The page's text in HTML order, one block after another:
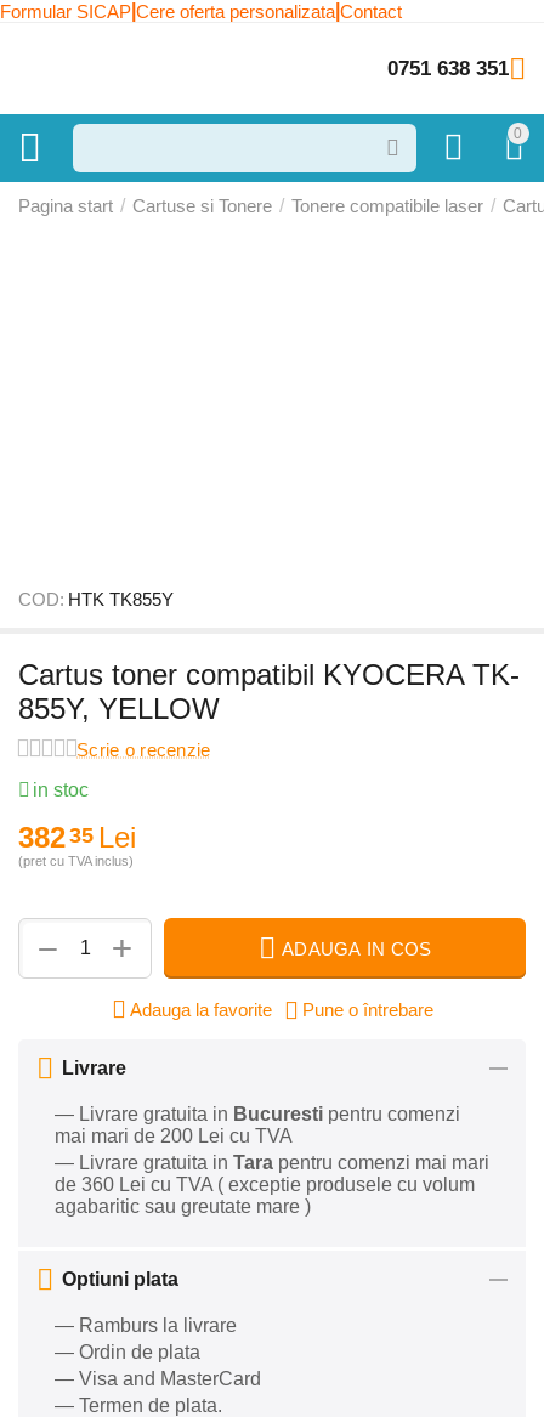
Formular SICAP Cere oferta personalizata Contact
0751 638 351
0
Pagina start / Cartuse si Tonere / Tonere compatibile laser /
COD: HTK TK855Y
Cartus toner compatibil KYOCERA TK-
855Y, YELLOW
Scrie o recenzie
in stoc
38235 Lei
(pret cu TVA inclus)
+
− ADAUGA IN COS
Adauga la favorite Pune o întrebare
Livrare
— Livrare gratuita in Bucuresti pentru comenzi
mai mari de 200 Lei cu TVA
— Livrare gratuita in Tara pentru comenzi mai mari
de 360 Lei cu TVA ( exceptie produsele cu volum
agabaritic sau greutate mare )
Optiuni plata
— Ramburs la livrare
— Ordin de plata
— Visa and MasterCard
— Termen de plata.